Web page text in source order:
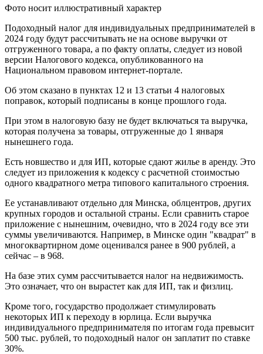
Фото носит иллюстративный характер
Подоходный налог для индивидуальных предпринимателей в
2024 году будут рассчитывать не на основе выручки от
отгруженного товара, а по факту оплаты, следует из новой
версии Налогового кодекса, опубликованного на
Национальном правовом интернет-портале.
Об этом сказано в пунктах 12 и 13 статьи 4 налоговых
поправок, который подписаны в конце прошлого года.
При этом в налоговую базу не будет включаться та выручка,
которая получена за товары, отгруженные до 1 января
нынешнего года.
Есть новшество и для ИП, которые сдают жилье в аренду. Это
следует из приложения к кодексу с расчетной стоимостью
одного квадратного метра типового капитального строения.
Ее устанавливают отдельно для Минска, облцентров, других
крупных городов и остальной страны. Если сравнить старое
приложение с нынешним, очевидно, что в 2024 году все эти
суммы увеличиваются. Например, в Минске один "квадрат" в
многоквартирном доме оценивался ранее в 900 рублей, а
сейчас – в 968.
На базе этих сумм рассчитывается налог на недвижимость.
Это означает, что он вырастет как для ИП, так и физлиц.
Кроме того, государство продолжает стимулировать
некоторых ИП к переходу в юрлица. Если выручка
индивидуального предпринимателя по итогам года превысит
500 тыс. рублей, то подоходный налог он заплатит по ставке
30%.